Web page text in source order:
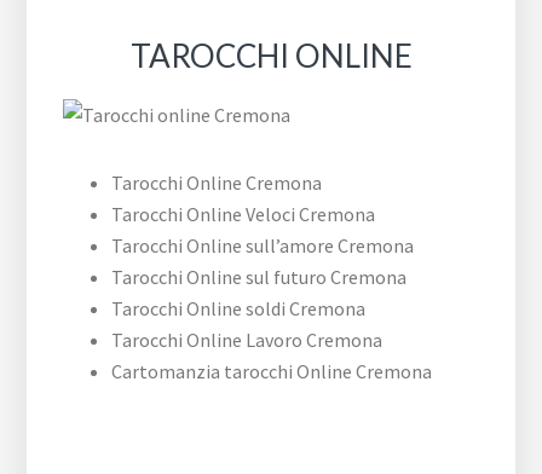
TAROCCHI ONLINE
Tarocchi Online Cremona
Tarocchi Online Veloci Cremona
Tarocchi Online sull’amore Cremona
Tarocchi Online sul futuro Cremona
Tarocchi Online soldi Cremona
Tarocchi Online Lavoro Cremona
Cartomanzia tarocchi Online Cremona